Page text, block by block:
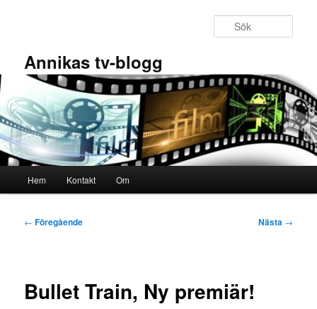
Annikas tv-blogg
Hem Kontakt Om
Inläggsnavigering
← Föregående Nästa →
Bullet Train, Ny premiär!